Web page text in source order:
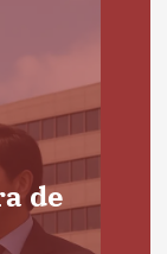
de